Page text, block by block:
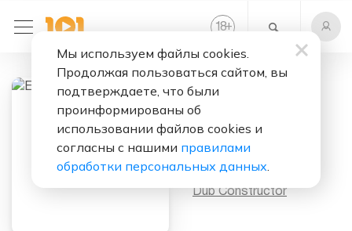
18+
Слушать бесплатно
Исполнитель:
Dub Constructor
Мы используем файлы cookies.
Продолжая пользоваться сайтом, вы
подтверждаете, что были
проинформированы об
использовании файлов cookies и
согласны с нашими правилами
обработки персональных данных.